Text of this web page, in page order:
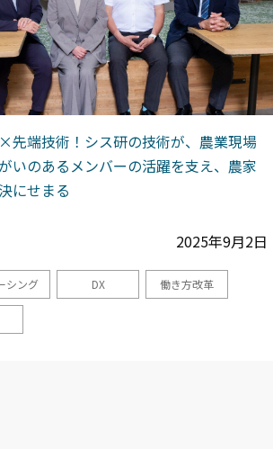
先端技術！シス研の技術が、農業現場
いのあるメンバーの活躍を支え、農家
にせまる
2025年9月2日
シング DX 働き方改革